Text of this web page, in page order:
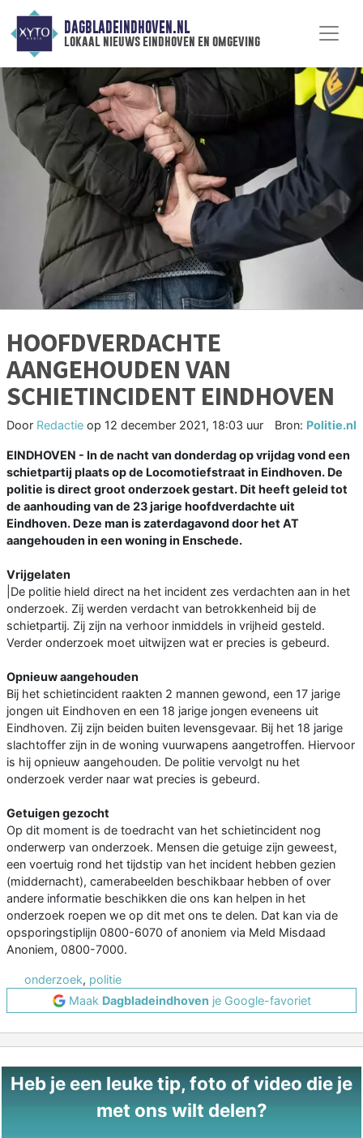
DAGBLADEINDHOVEN.NL
lokaal nieuws eindhoven en omgeving
HOOFDVERDACHTE
AANGEHOUDEN VAN
SCHIETINCIDENT EINDHOVEN
Door Redactie op 12 december 2021, 18:03 uur Bron: Politie.nl
EINDHOVEN - In de nacht van donderdag op vrijdag vond een
schietpartij plaats op de Locomotiefstraat in Eindhoven. De
politie is direct groot onderzoek gestart. Dit heeft geleid tot
de aanhouding van de 23 jarige hoofdverdachte uit
Eindhoven. Deze man is zaterdagavond door het AT
aangehouden in een woning in Enschede.
Vrijgelaten
|De politie hield direct na het incident zes verdachten aan in het
onderzoek. Zij werden verdacht van betrokkenheid bij de
schietpartij. Zij zijn na verhoor inmiddels in vrijheid gesteld.
Verder onderzoek moet uitwijzen wat er precies is gebeurd.
Opnieuw aangehouden
Bij het schietincident raakten 2 mannen gewond, een 17 jarige
jongen uit Eindhoven en een 18 jarige jongen eveneens uit
Eindhoven. Zij zijn beiden buiten levensgevaar. Bij het 18 jarige
slachtoffer zijn in de woning vuurwapens aangetroffen. Hiervoor
is hij opnieuw aangehouden. De politie vervolgt nu het
onderzoek verder naar wat precies is gebeurd.
Getuigen gezocht
Op dit moment is de toedracht van het schietincident nog
onderwerp van onderzoek. Mensen die getuige zijn geweest,
een voertuig rond het tijdstip van het incident hebben gezien
(middernacht), camerabeelden beschikbaar hebben of over
andere informatie beschikken die ons kan helpen in het
onderzoek roepen we op dit met ons te delen. Dat kan via de
opsporingstiplijn 0800-6070 of anoniem via Meld Misdaad
Anoniem, 0800-7000.
onderzoek, politie
Maak Dagbladeindhoven je Google-favoriet
Heb je een leuke tip, foto of video die je
met ons wilt delen?